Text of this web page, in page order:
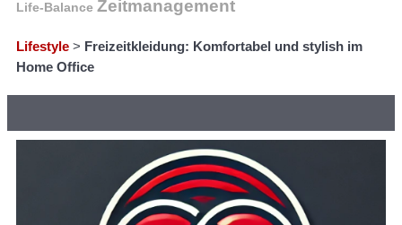
Life-Balance Zeitmanagement
Lifestyle > Freizeitkleidung: Komfortabel und stylish im
Home Office